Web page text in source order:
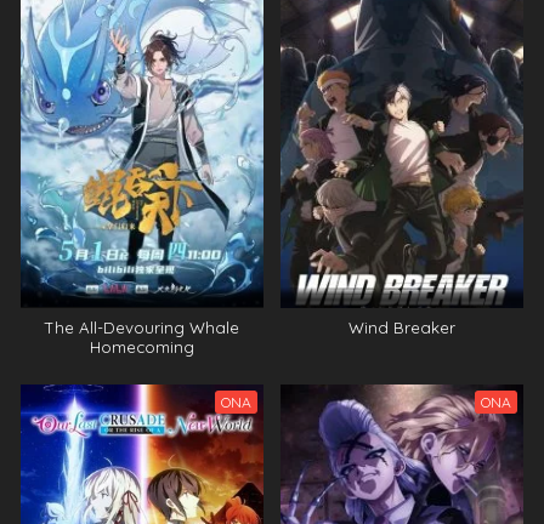
The All-Devouring Whale
Homecoming
Wind Breaker
ONA ONA